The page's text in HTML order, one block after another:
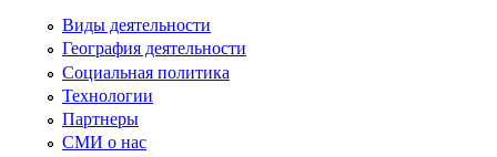
Виды деятельности
География деятельности
Социальная политика
Технологии
Партнеры
СМИ о нас